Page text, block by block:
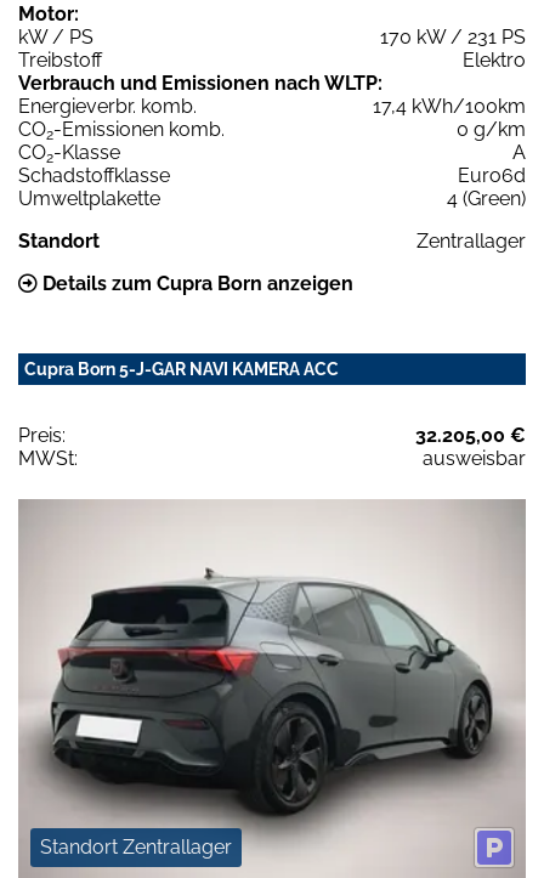
Motor:
kW / PS
170 kW / 231 PS
Treibstoff
Elektro
Verbrauch und Emissionen nach WLTP:
Energieverbr. komb.
17,4 kWh/100km
CO2-Emissionen komb.
0 g/km
CO2-Klasse
A
Schadstoffklasse
Euro6d
Umweltplakette
4 (Green)
Standort
Zentrallager
Details zum Cupra Born anzeigen
Cupra Born 5-J-GAR NAVI KAMERA ACC
Preis:
32.205,00 €
MWSt:
ausweisbar
Standort Zentrallager